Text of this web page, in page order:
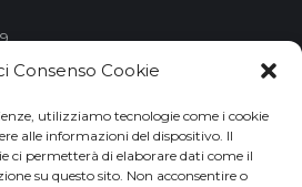
Consenso Cookie
utilizziamo tecnologie come i cookie
alle informazioni del dispositivo. Il
ci permetterà di elaborare dati come il
su questo sito. Non acconsentire o